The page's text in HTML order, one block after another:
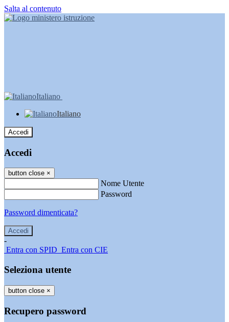
Salta al contenuto
Italiano
Italiano
Accedi
Accedi
button close ×
Nome Utente
Password
Password dimenticata?
-
Entra con SPID Entra con CIE
Seleziona utente
button close ×
Recupero password